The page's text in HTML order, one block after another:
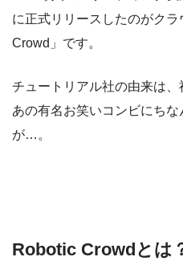
に正式リリースしたのがク
Crowd」です。
チュートリアル社の由来は
あの有名お笑いコンビにち
が…。
Robotic Crowdとは